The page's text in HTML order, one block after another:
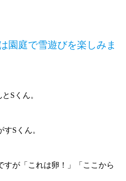
園庭で雪遊びを楽しみま
Sくん。
Sくん。
すが「これは卵！」「ここから